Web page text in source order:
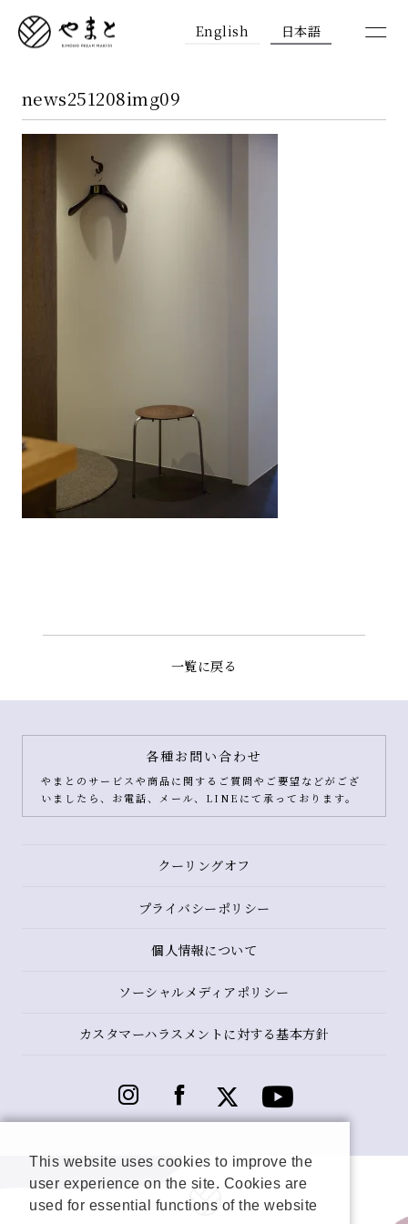
English 日本語
news251208img09
一覧に戻る
各種お問い合わせ
やまとのサービスや商品に関するご質問やご要望などがござ
いましたら、お電話、メール、LINEにて承っております。
クーリングオフ
プライバシーポリシー
個人情報について
ソーシャルメディアポリシー
カスタマーハラスメントに対する基本方針
This website uses cookies to improve the
user experience on the site. Cookies are
used for essential functions of the website